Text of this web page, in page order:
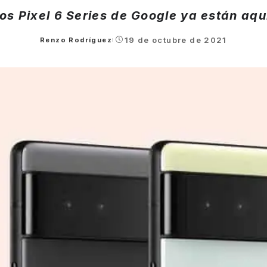
Pixel 6 Series de Google ya están
Posted
Renzo Rodríguez 19 de octubre de 2021